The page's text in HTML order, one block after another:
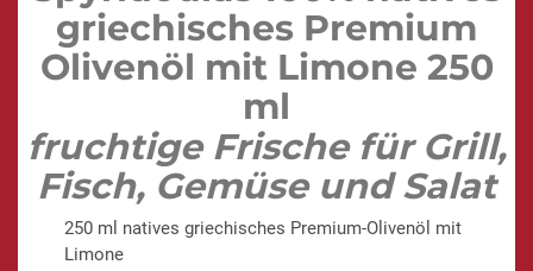
griechisches Premium
Olivenöl mit Limone 250
ml
fruchtige Frische für Grill,
Fisch, Gemüse und Salat
250 ml natives griechisches Premium-Olivenöl mit
Limone